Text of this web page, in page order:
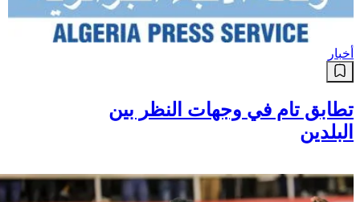
أخبار
تطابق تام في وجهات النظر بين
البلدين